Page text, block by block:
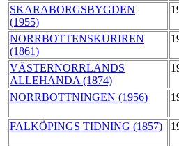
SKARABORGSBYGDEN
(1955)
NORRBOTTENSKURIREN
(1861)
VÄSTERNORRLANDS
ALLEHANDA (1874)
NORRBOTTNINGEN (1956)
FALKÖPINGS TIDNING (1857)